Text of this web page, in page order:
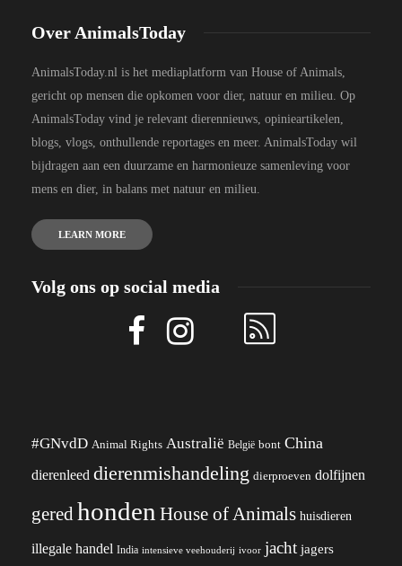
Over AnimalsToday
AnimalsToday.nl is het mediaplatform van House of Animals,
gericht op mensen die opkomen voor dier, natuur en milieu. Op
AnimalsToday vind je relevant dierennieuws, opinieartikelen,
blogs, vlogs, onthullende reportages en meer. AnimalsToday wil
bijdragen aan een duurzame en harmonieuze samenleving voor
mens en dier, in balans met natuur en milieu.
LEARN MORE
Volg ons op social media
#GNvdD Animal Rights Australië België bont China
dierenleed dierenmishandeling dierproeven dolfijnen
gered honden House of Animals huisdieren
illegale handel India intensieve veehouderij ivoor jacht jagers